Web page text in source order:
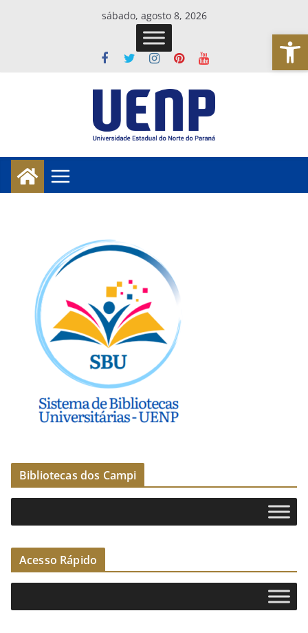
Abrir a barra de ferramentas
sábado, agosto 8, 2026
Bibliotecas dos Campi
Acesso Rápido